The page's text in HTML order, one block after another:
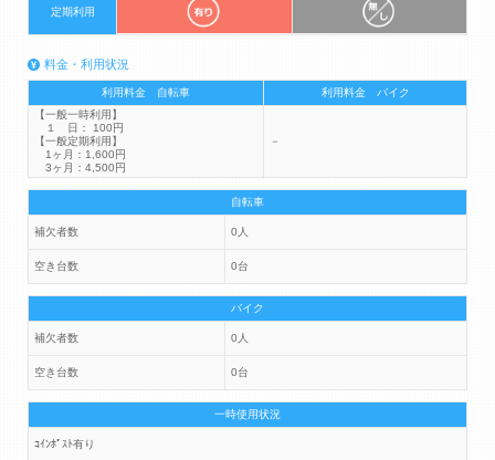
定期利用
料金・利用状況
利用料金 自転車
利用料金 バイク
【一般一時利用】
１ 日： 100円
【一般定期利用】
1ヶ月：1,600円
3ヶ月：4,500円
－
自転車
補欠者数 0人
空き台数 0台
バイク
補欠者数 0人
空き台数 0台
一時使用状況
ｺｲﾝﾎﾟｽﾄ有り